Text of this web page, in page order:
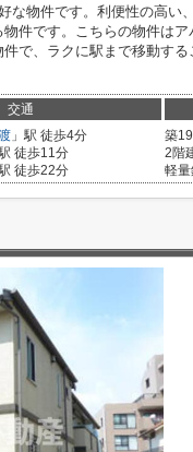
な物件です。利便性の高い
件です。こちらの物件は
で、ラクに駅まで移動す
交通
」駅 徒歩4分
徒歩11分
徒歩22分
築
2階
軽